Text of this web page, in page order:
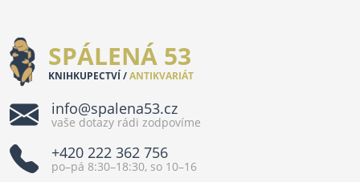
SPÁLENÁ 53
KNIHKUPECTVÍ /ANTIKVARIÁT
info@spalena53.cz
vaše dotazy rádi zodpovíme
+420 222 362 756
po–pá 8:30–18:30, so 10–16